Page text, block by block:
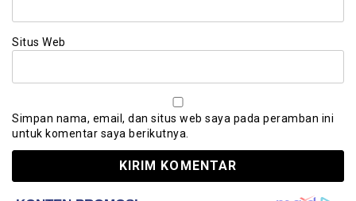
Situs Web
Simpan nama, email, dan situs web saya pada peramban ini
untuk komentar saya berikutnya.